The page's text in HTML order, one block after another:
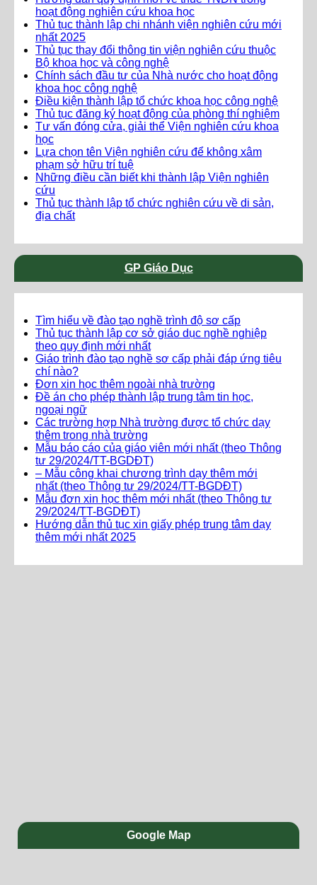
hoạt động nghiên cứu khoa học
Thủ tục thành lập chi nhánh viện nghiên cứu mới
nhất 2025
Thủ tục thay đổi thông tin viện nghiên cứu thuộc
Bộ khoa học và công nghệ
Chính sách đầu tư của Nhà nước cho hoạt động
khoa học công nghệ
Điều kiện thành lập tổ chức khoa học công nghệ
Thủ tục đăng ký hoạt động của phòng thí nghiệm
Tư vấn đóng cửa, giải thể Viện nghiên cứu khoa
học
Lựa chọn tên Viện nghiên cứu để không xâm
phạm sở hữu trí tuệ
Những điều cần biết khi thành lập Viện nghiên
cứu
Thủ tục thành lập tổ chức nghiên cứu về di sản,
địa chất
GP Giáo Dục
Tìm hiểu về đào tạo nghề trình độ sơ cấp
Thủ tục thành lập cơ sở giáo dục nghề nghiệp
theo quy định mới nhất
Giáo trình đào tạo nghề sơ cấp phải đáp ứng tiêu
chí nào?
Đơn xin học thêm ngoài nhà trường
Đề án cho phép thành lập trung tâm tin học,
ngoại ngữ
Các trường hợp Nhà trường được tổ chức dạy
thêm trong nhà trường
Mẫu báo cáo của giáo viên mới nhất (theo Thông
tư 29/2024/TT-BGDĐT)
– Mẫu công khai chương trình dạy thêm mới
nhất (theo Thông tư 29/2024/TT-BGDĐT)
Mẫu đơn xin học thêm mới nhất (theo Thông tư
29/2024/TT-BGDĐT)
Hướng dẫn thủ tục xin giấy phép trung tâm dạy
thêm mới nhất 2025
Google Map